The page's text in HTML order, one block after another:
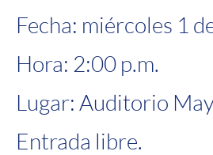
Fecha: miércoles 1
Hora: 2:00 p.m.
Lugar: Auditorio
Entrada libre.